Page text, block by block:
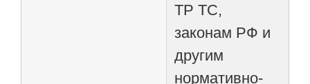
ТР ТС,
законам РФ и
другим
нормативно-